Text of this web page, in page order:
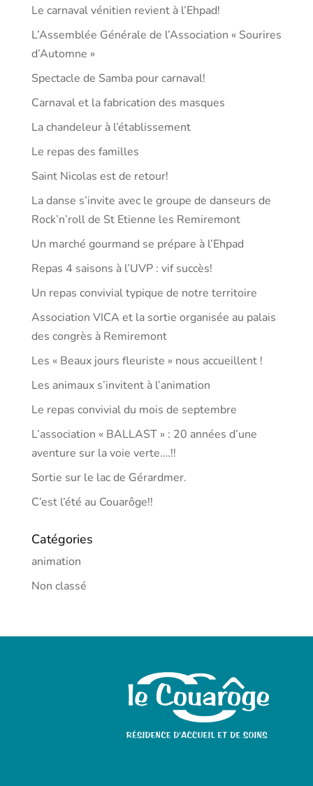
Le carnaval vénitien revient à l’Ehpad!
L’Assemblée Générale de l’Association « Sourires
d’Automne »
Spectacle de Samba pour carnaval!
Carnaval et la fabrication des masques
La chandeleur à l’établissement
Le repas des familles
Saint Nicolas est de retour!
La danse s’invite avec le groupe de danseurs de
Rock’n’roll de St Etienne les Remiremont
Un marché gourmand se prépare à l’Ehpad
Repas 4 saisons à l’UVP : vif succès!
Un repas convivial typique de notre territoire
Association VICA et la sortie organisée au palais
des congrès à Remiremont
Les « Beaux jours fleuriste » nous accueillent !
Les animaux s’invitent à l’animation
Le repas convivial du mois de septembre
L’association « BALLAST » : 20 années d’une
aventure sur la voie verte….!!
Sortie sur le lac de Gérardmer.
C’est l’été au Couarôge!!
Catégories
animation
Non classé